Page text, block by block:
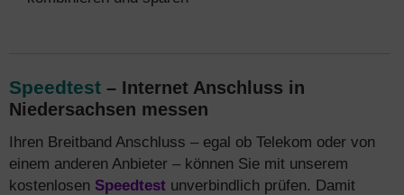
Speedtest – Internet Anschluss in
Niedersachsen messen
Ihren Breitband Anschluss – egal ob Telekom oder von
einem anderen Anbieter – können Sie mit unserem
kostenlosen Speedtest unverbindlich prüfen. Damit